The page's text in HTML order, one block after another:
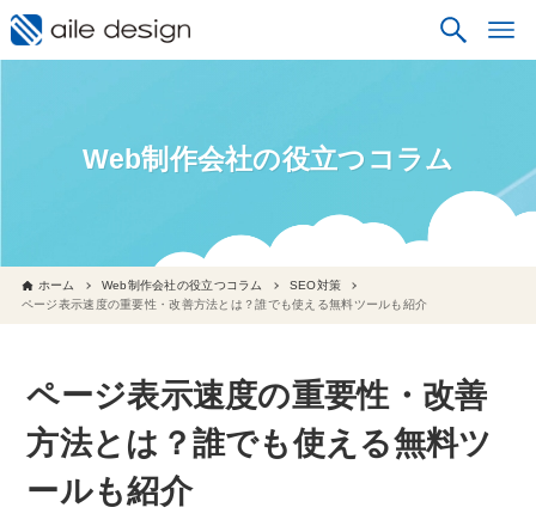
Web制作会社の役立つコラム
ホーム Web制作会社の役立つコラム
SEO対策
ページ表示速度の重要性・改善方法とは？誰でも使える無料ツールも紹介
ページ表示速度の重要性・改善
方法とは？誰でも使える無料ツ
ールも紹介